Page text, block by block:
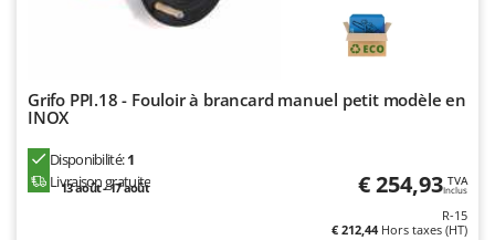
New O.M.R.A.
Ninja
Novatec
Novital
NuAir
Grifo PPI.18 - Fouloir à brancard manuel petit modèle en
INOX
Disponibilité:1
Livraison gratuite
13 août - 17 août € 254,93 TVA
Inclus
R-15
€ 212,44Hors taxes (HT)